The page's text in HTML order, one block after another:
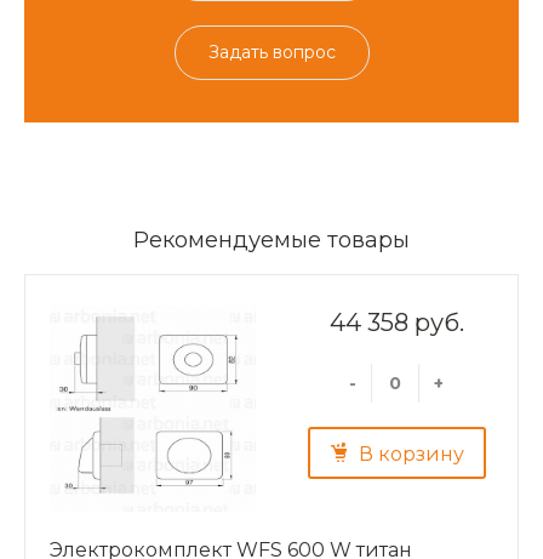
Задать вопрос
Рекомендуемые товары
44 358 руб.
- +
В корзину
Электрокомплект WFS 600 W титан